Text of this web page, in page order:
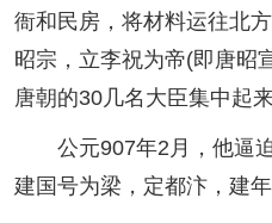
衙和民房，将材料运往北
昭宗，立李祝为帝(即唐昭
唐朝的30几名大臣集中起
公元907年2月，他逼迫
建国号为梁，定都汴，建年